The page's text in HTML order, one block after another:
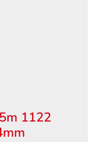
1122